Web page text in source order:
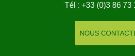
Tél : +33 (0)3 86 73
NOUS